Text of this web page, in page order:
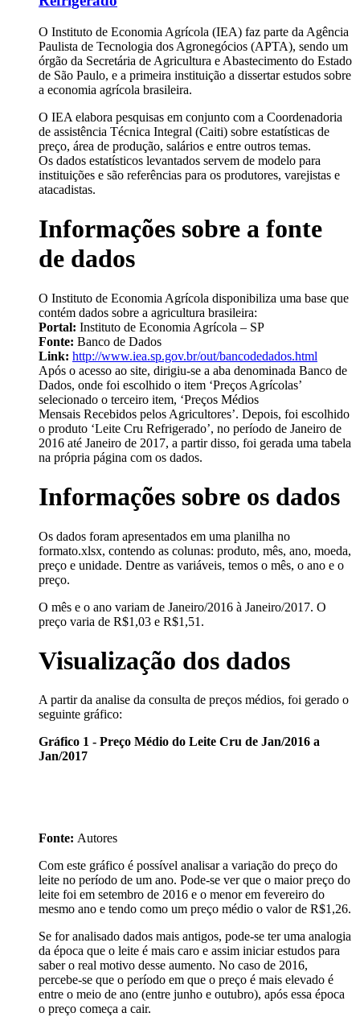
O Instituto de Economia Agrícola (IEA) faz parte da Agência
Paulista de Tecnologia dos Agronegócios (APTA), sendo um
órgão da Secretária de Agricultura e Abastecimento do Estado
de São Paulo, e a primeira instituição a dissertar estudos sobre
a economia agrícola brasileira.
O IEA elabora pesquisas em conjunto com a Coordenadoria
de assistência Técnica Integral (Caiti) sobre estatísticas de
preço, área de produção, salários e entre outros temas.
Os dados estatísticos levantados servem de modelo para
instituições e são referências para os produtores, varejistas e
atacadistas.
Informações sobre a fonte
de dados
O Instituto de Economia Agrícola disponibiliza uma base que
contém dados sobre a agricultura brasileira:
Portal: Instituto de Economia Agrícola – SP
Fonte: Banco de Dados
Link: http://www.iea.sp.gov.br/out/bancodedados.html
Após o acesso ao site, dirigiu-se a aba denominada Banco de
Dados, onde foi escolhido o item ‘Preços Agrícolas’
selecionado o terceiro item, ‘Preços Médios
Mensais Recebidos pelos Agricultores’. Depois, foi escolhido
o produto ‘Leite Cru Refrigerado’, no período de Janeiro de
2016 até Janeiro de 2017, a partir disso, foi gerada uma tabela
na própria página com os dados.
Informações sobre os dados
Os dados foram apresentados em uma planilha no
formato.xlsx, contendo as colunas: produto, mês, ano, moeda,
preço e unidade. Dentre as variáveis, temos o mês, o ano e o
preço.
O mês e o ano variam de Janeiro/2016 à Janeiro/2017. O
preço varia de R$1,03 e R$1,51.
Visualização dos dados
A partir da analise da consulta de preços médios, foi gerado o
seguinte gráfico:
Gráfico 1 - Preço Médio do Leite Cru de Jan/2016 a
Jan/2017
Fonte: Autores
Com este gráfico é possível analisar a variação do preço do
leite no período de um ano. Pode-se ver que o maior preço do
leite foi em setembro de 2016 e o menor em fevereiro do
mesmo ano e tendo como um preço médio o valor de R$1,26.
Se for analisado dados mais antigos, pode-se ter uma analogia
da época que o leite é mais caro e assim iniciar estudos para
saber o real motivo desse aumento. No caso de 2016,
percebe-se que o período em que o preço é mais elevado é
entre o meio de ano (entre junho e outubro), após essa época
o preço começa a cair.